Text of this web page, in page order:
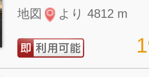
地図 より 4812 m